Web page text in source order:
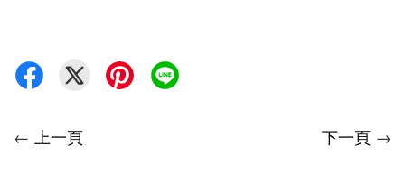
← 上一頁 下一頁 →